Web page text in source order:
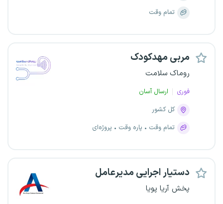
تمام وقت
مربی مهدکودک
روماک سلامت
فوری
ارسال آسان
کل کشور
تمام وقت
پاره وقت پروژه‌ای
دستیار اجرایی مدیرعامل
پخش آریا پویا